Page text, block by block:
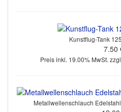
Kunstflug-Tank
7.50
Preis inkl. 19.00% MwSt.
Metallwellenschlauch